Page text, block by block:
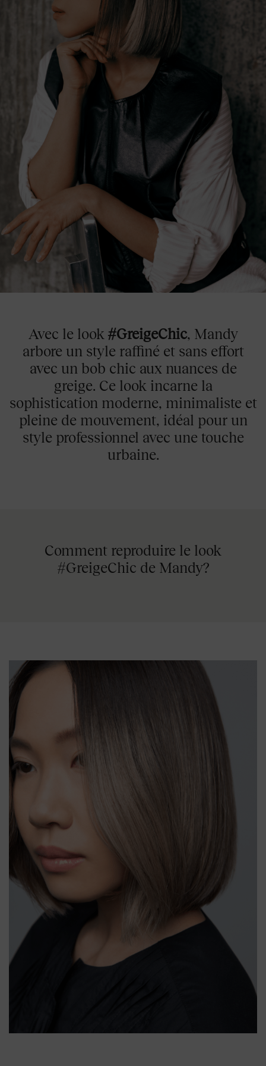
Avec le look #GreigeChic, Mandy
arbore un style raffiné et sans effort
avec un bob chic aux nuances de
greige. Ce look incarne la
sophistication moderne, minimaliste et
pleine de mouvement, idéal pour un
style professionnel avec une touche
urbaine.
Comment reproduire le look
#GreigeChic de Mandy?